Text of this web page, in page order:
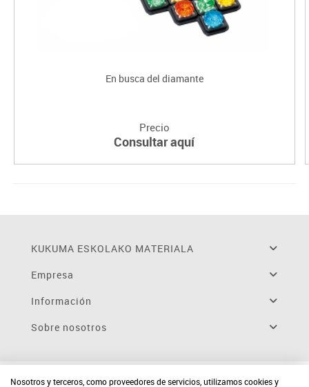
En busca del diamante
Precio
Consultar aquí
KUKUMA ESKOLAKO MATERIALA
Empresa
Información
Sobre nosotros
Nosotros y terceros, como proveedores de servicios, utilizamos cookies y